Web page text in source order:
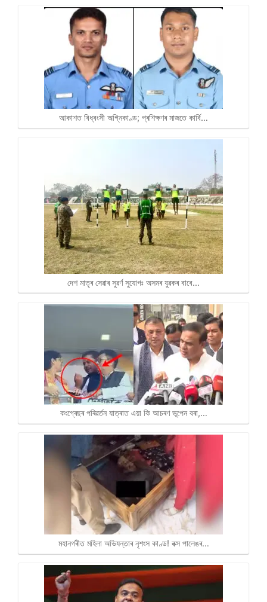
আকাশত বিধ্বংসী অগ্নিকাণ্ড; প্ৰশিক্ষণৰ মাজতে কাৰ্বি…
দেশ মাতৃৰ সেৱাৰ সুৱৰ্ণ সুযোগঃ অসমৰ যুৱকৰ বাবে…
কংগ্ৰেছৰ পৰিৱৰ্তন যাত্ৰাত এয়া কি আচৰণ ভূপেন বৰা,…
মহানগৰীত মহিলা অভিযন্তাৰ নৃশংস কাণ্ড! বক্স পালেঙৰ…